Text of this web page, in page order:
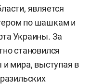
является
по шашкам и
Украины. За
становился
мира, выступая в